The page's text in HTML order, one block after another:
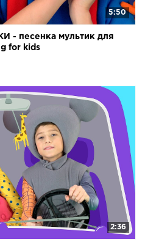
5:50
- песенка мультик для
for kids
2:36